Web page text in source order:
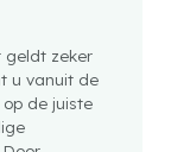
geldt zeker
u vanuit de
de juiste